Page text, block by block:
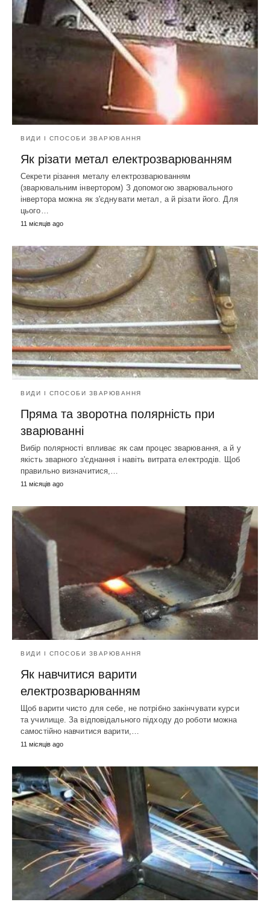
ВИДИ І СПОСОБИ ЗВАРЮВАННЯ
Як різати метал електрозварюванням
Секрети різання металу електрозварюванням
(зварювальним інвертором) З допомогою зварювального
інвертора можна як з'єднувати метал, а й різати його. Для
цього…
11 місяців ago
ВИДИ І СПОСОБИ ЗВАРЮВАННЯ
Пряма та зворотна полярність при
зварюванні
Вибір полярності впливає як сам процес зварювання, а й у
якість зварного з'єднання і навіть витрата електродів. Щоб
правильно визначитися,…
11 місяців ago
ВИДИ І СПОСОБИ ЗВАРЮВАННЯ
Як навчитися варити
електрозварюванням
Щоб варити чисто для себе, не потрібно закінчувати курси
та училище. За відповідального підходу до роботи можна
самостійно навчитися варити,…
11 місяців ago